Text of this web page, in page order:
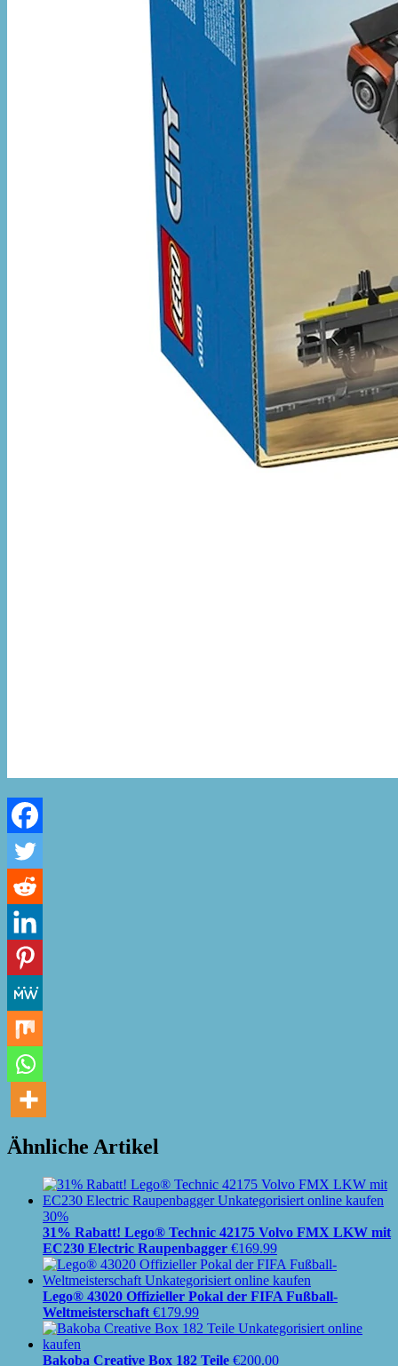
Ähnliche Artikel
30%
31% Rabatt! Lego® Technic 42175 Volvo FMX LKW mit
EC230 Electric Raupenbagger €169.99
Lego® 43020 Offizieller Pokal der FIFA Fußball-
Weltmeisterschaft €179.99
Bakoba Creative Box 182 Teile €200.00